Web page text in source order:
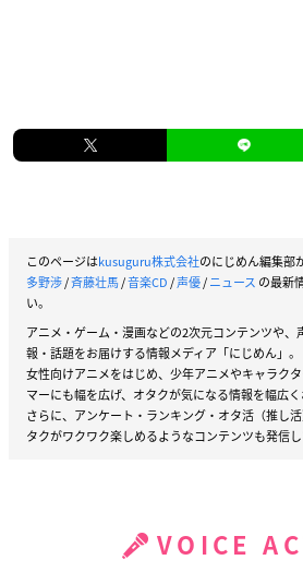
このページはkusuguru株式会社のにじめん編集部
多野渉/斉藤壮馬/音楽CD/声優/ニュース の最新
い。
アニメ・ゲーム・漫画などの2次元コンテンツや
報・話題をお届けする情報メディア「にじめん」。
女性向けアニメをはじめ、少年アニメやキャラク
マーにも幅を広げ、オタクが気になる情報を幅広く
さらに、アンケート・ランキング・オタ活（推し
タクがワクワク楽しめるようなコンテンツも発信し
VOICE